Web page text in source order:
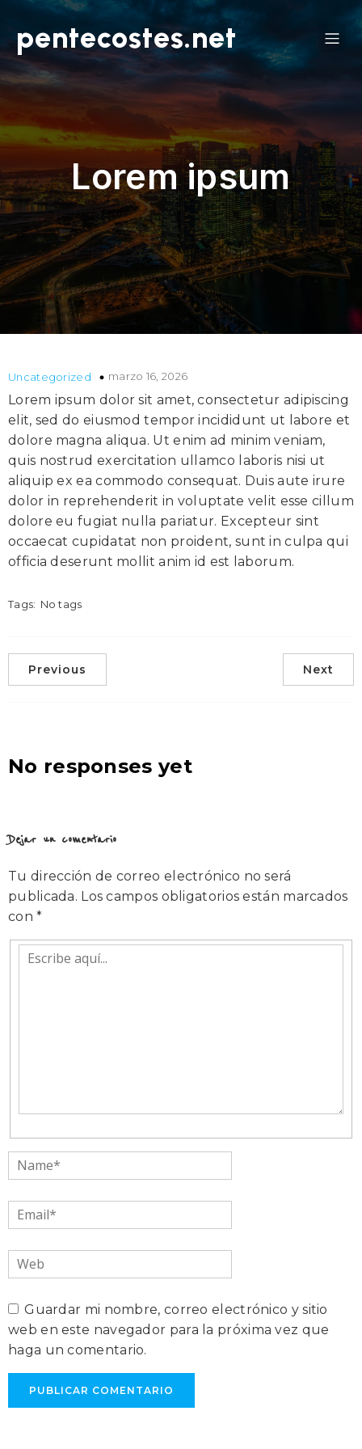
pentecostes.net
Lorem ipsum
Uncategorized marzo 16, 2026
Lorem ipsum dolor sit amet, consectetur adipiscing
elit, sed do eiusmod tempor incididunt ut labore et
dolore magna aliqua. Ut enim ad minim veniam,
quis nostrud exercitation ullamco laboris nisi ut
aliquip ex ea commodo consequat. Duis aute irure
dolor in reprehenderit in voluptate velit esse cillum
dolore eu fugiat nulla pariatur. Excepteur sint
occaecat cupidatat non proident, sunt in culpa qui
officia deserunt mollit anim id est laborum.
Tags: No tags
Previous Next
No responses yet
Dejar un comentario
Tu dirección de correo electrónico no será
publicada. Los campos obligatorios están marcados
con*
Escribe
Name*
Email*
Web
Guardar mi nombre, correo electrónico y sitio
web en este navegador para la próxima vez que
haga un comentario.